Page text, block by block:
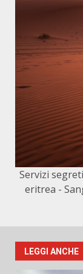
Servizi
eritrea -
LEGGI ANCHE